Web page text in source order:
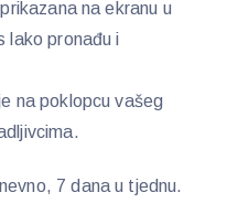
na ekranu u
lako pronađu i
na poklopcu vašeg
7 dana u tjednu.